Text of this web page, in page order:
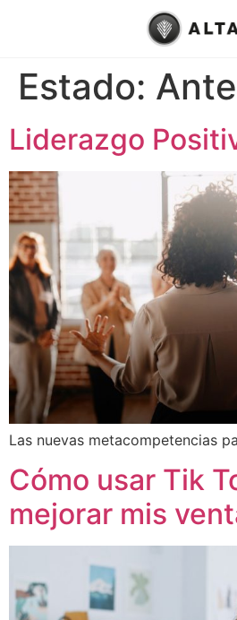
Estado:
Liderazgo
Las nuevas metacompetencias
Cómo usar Tik
mejorar mis